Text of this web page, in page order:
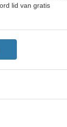
lid van gratis